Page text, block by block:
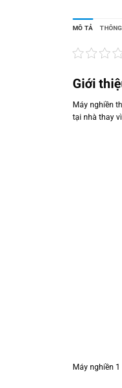
MÔ TẢ
Giới
Máy nghiền
tại nhà thay
Máy nghiền